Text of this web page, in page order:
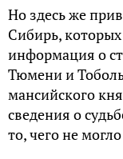
Но здесь же
Сибирь,
информация о
Тюмени и
мансийского
сведения о
то, чего не